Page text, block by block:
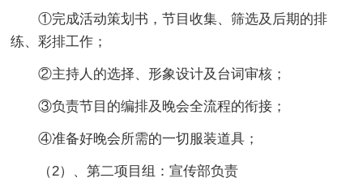
①完成活动策划书，节目收集、筛选及后期的排
练、彩排工作；
②主持人的选择、形象设计及台词审核；
③负责节目的编排及晚会全流程的衔接；
④准备好晚会所需的一切服装道具；
（2）、第二项目组：宣传部负责